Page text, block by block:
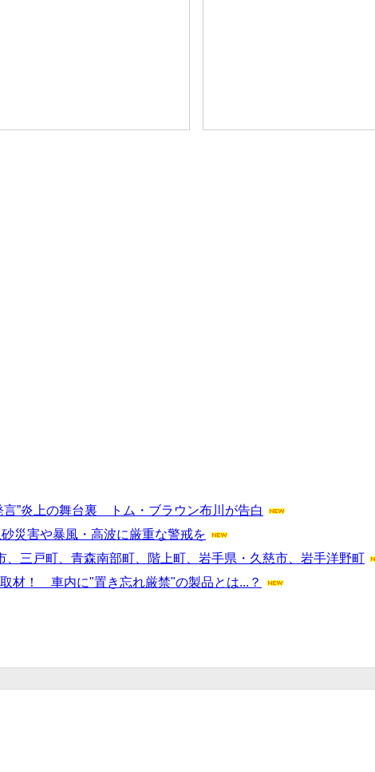
”炎上の舞台裏 トム・ブラウン布川が告白
害や暴風・高波に厳重な警戒を
三戸町、青森南部町、階上町、岩手県・久慈市、岩手洋野町
材！ 車内に"置き忘れ厳禁"の製品とは...？